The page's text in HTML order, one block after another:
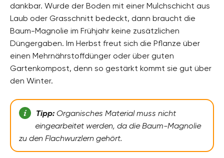
dankbar. Wurde der Boden mit einer Mulchschicht aus
Laub oder Grasschnitt bedeckt, dann braucht die
Baum-Magnolie im Frühjahr keine zusätzlichen
Düngergaben. Im Herbst freut sich die Pflanze über
einen Mehrnährstoffdünger oder über guten
Gartenkompost, denn so gestärkt kommt sie gut über
den Winter.
Tipp:Organisches Material muss nicht
eingearbeitet werden, da die Baum-Magnolie
zu den Flachwurzlern gehört.